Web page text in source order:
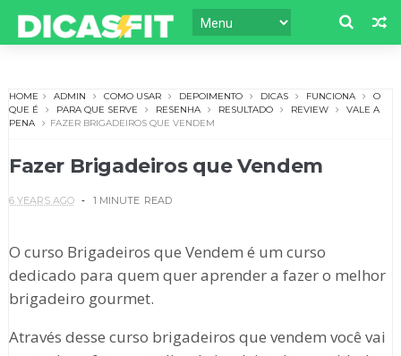
HOME ADMIN COMO USAR DEPOIMENTO DICAS FUNCIONA
O
QUE É
PARA QUE SERVE RESENHA RESULTADO REVIEW
VALE A
PENA
FAZER BRIGADEIROS QUE VENDEM
Fazer Brigadeiros que Vendem
6 YEARS AGO 1 MINUTE READ
O curso Brigadeiros que Vendem é um curso
dedicado para quem quer aprender a fazer o melhor
brigadeiro gourmet.
Através desse curso brigadeiros que vendem você vai